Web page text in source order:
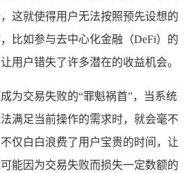
这就使得用户无法按照预先设想的
比如参与去中心化金融（DeFi）的
用户错失了许多潜在的收益机会。
为交易失败的“罪魁祸首”，当系统
满足当前操作的需求时，就会毫不
仅白白浪费了用户宝贵的时间，让
能因为交易失败而损失一定数额的